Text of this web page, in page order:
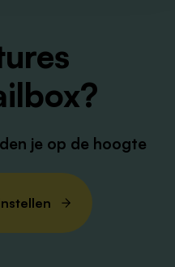
je op de hoogte